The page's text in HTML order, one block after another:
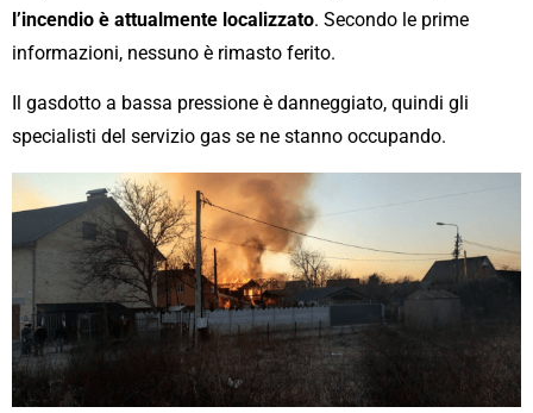
l’incendio è attualmente localizzato. Secondo le prime
informazioni, nessuno è rimasto ferito.
Il gasdotto a bassa pressione è danneggiato, quindi gli
specialisti del servizio gas se ne stanno occupando.